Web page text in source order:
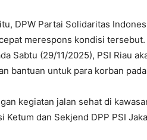
DPW Partai Solidaritas
merespons kondisi
Sabtu (29/11/2025), PSI Riau
bantuan untuk para korban
kegiatan jalan sehat di
Ketum dan Sekjend DPP PSI